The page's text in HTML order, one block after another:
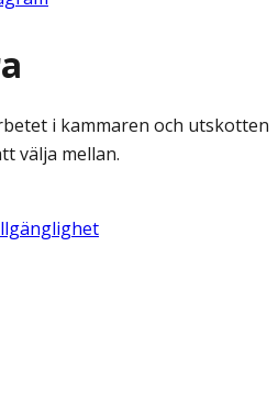
i kammaren och utskotten
välja mellan.